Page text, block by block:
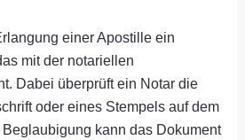
einer Apostille ein
mit der notariellen
Dabei überprüft ein Notar die
oder eines Stempels auf dem
kann das Dokument